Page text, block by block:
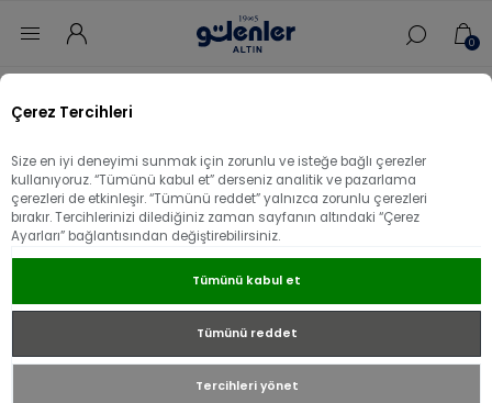
Çerez Tercihleri
Size en iyi deneyimi sunmak için zorunlu ve isteğe bağlı çerezler
kullanıyoruz. “Tümünü kabul et” derseniz analitik ve pazarlama
çerezleri de etkinleşir. “Tümünü reddet” yalnızca zorunlu çerezleri
bırakır. Tercihlerinizi dilediğiniz zaman sayfanın altındaki “Çerez
Ayarları” bağlantısından değiştirebilirsiniz.
Tümünü kabul et
Tümünü reddet
Tercihleri yönet
0
14 Ayar Altın Minik Taşlı Kutup Yıldızı Charm
14 Ayar Altın Minik Taşlı Kutup Yıldızı
Charm